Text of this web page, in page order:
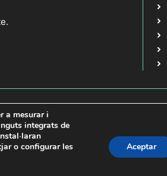
a mesurar i
integrats de
o configurar les
Aceptar